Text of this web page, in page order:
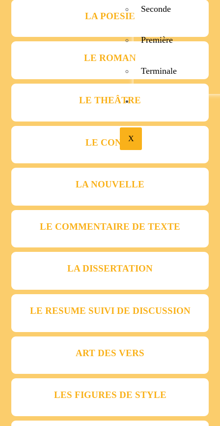
Seconde
Première
Terminale
X
LA POESIE
LE ROMAN
LE THEÂTRE
LE CONTE
LA NOUVELLE
LE COMMENTAIRE DE TEXTE
LA DISSERTATION
LE RESUME SUIVI DE DISCUSSION
ART DES VERS
LES FIGURES DE STYLE